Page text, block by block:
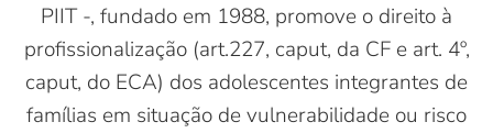
PIIT -, fundado em 1988, promove o direito à
profissionalização (art.227, caput, da CF e art. 4º,
caput, do ECA) dos adolescentes integrantes de
famílias em situação de vulnerabilidade ou risco